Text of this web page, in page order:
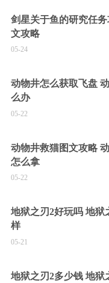
剑星关于鱼的研究任务
文攻略
05-24
动物井怎么获取飞盘
么办
05-22
动物井救猫图文攻略
怎么拿
05-22
地狱之刃2好玩吗 地狱
样
05-21
地狱之刃2多少钱 地狱